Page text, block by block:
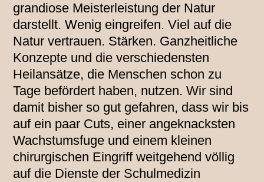
grandiose Meisterleistung der Natur
darstellt. Wenig eingreifen. Viel auf die
Natur vertrauen. Stärken. Ganzheitliche
Konzepte und die verschiedensten
Heilansätze, die Menschen schon zu
Tage befördert haben, nutzen. Wir sind
damit bisher so gut gefahren, dass wir bis
auf ein paar Cuts, einer angeknacksten
Wachstumsfuge und einem kleinen
chirurgischen Eingriff weitgehend völlig
auf die Dienste der Schulmedizin